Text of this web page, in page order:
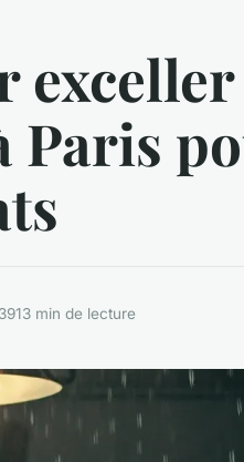
Paris
13 min de lecture